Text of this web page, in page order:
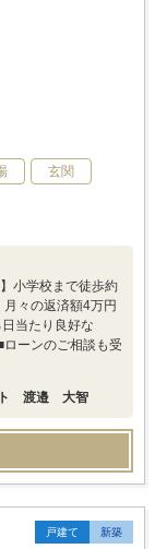
玄関
小学校まで徒歩約
々の返済額4万円
当たり良好な
ーンのご相談も受
ト 渡邉 大智
戸建て 新築